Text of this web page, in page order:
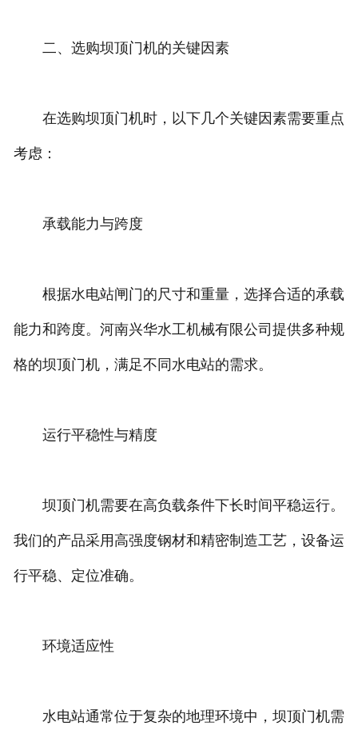
二、选购坝顶门机的关键因素
在选购坝顶门机时，以下几个关键因素需要重点
考虑：
承载能力与跨度
根据水电站闸门的尺寸和重量，选择合适的承载
能力和跨度。河南兴华水工机械有限公司提供多种规
格的坝顶门机，满足不同水电站的需求。
运行平稳性与精度
坝顶门机需要在高负载条件下长时间平稳运行。
我们的产品采用高强度钢材和精密制造工艺，设备运
行平稳、定位准确。
环境适应性
水电站通常位于复杂的地理环境中，坝顶门机需